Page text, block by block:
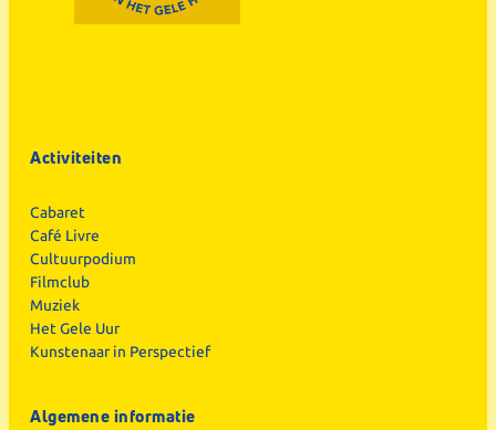
Activiteiten
Cabaret
Café Livre
Cultuurpodium
Filmclub
Muziek
Het Gele Uur
Kunstenaar in Perspectief
Algemene informatie